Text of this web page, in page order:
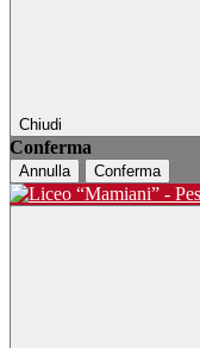
Chiudi
Conferma
Annulla Conferma